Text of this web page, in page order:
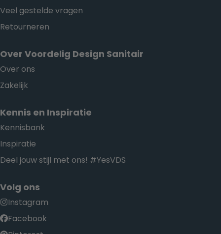
Veel gestelde vragen
Retourneren
Over Voordelig Design Sanitair
Over ons
Zakelijk
Kennis en Inspiratie
Kennisbank
Inspiratie
Deel jouw stijl met ons! #YesVDS
Volg ons
Instagram
Facebook